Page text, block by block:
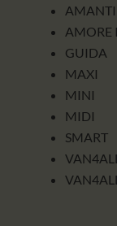
AMANTI
AMORE
GUIDA
MAXI
MINI
MIDI
SMART
VAN4ALL